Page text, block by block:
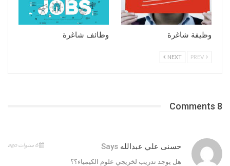
وظيفة شاغرة وظائف شاغرة
NEXT
8 Comments
حسنى علي عبدالله Says 6 سنوات ago
هل يوجد تدريب لخريجي علوم الكيمياء؟؟